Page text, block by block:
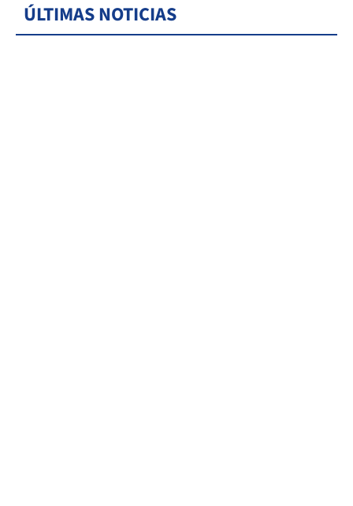
ÚLTIMAS NOTICIAS